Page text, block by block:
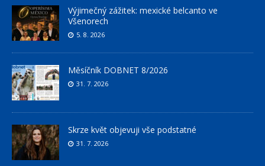
Výjimečný zážitek: mexické belcanto ve
Všenorech
5. 8. 2026
Měsíčník DOBNET 8/2026
31. 7. 2026
Skrze květ objevuji vše podstatné
31. 7. 2026